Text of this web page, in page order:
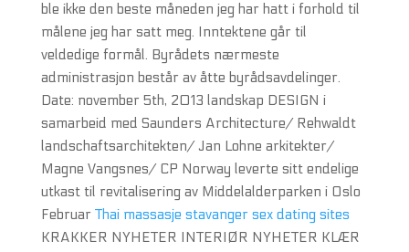
ble ikke den beste måneden jeg har hatt i forhold til
målene jeg har satt meg. Inntektene går til
veldedige formål. Byrådets nærmeste
administrasjon består av åtte byrådsavdelinger.
Date: november 5th, 2013 landskap DESIGN i
samarbeid med Saunders Architecture/ Rehwaldt
landschaftsarchitekten/ Jan Lohne arkitekter/
Magne Vangsnes/ CP Norway leverte sitt endelige
utkast til revitalisering av Middelalderparken i Oslo
Februar Thai massasje stavanger sex dating sites
KRAKKER NYHETER INTERIØR NYHETER KLÆR